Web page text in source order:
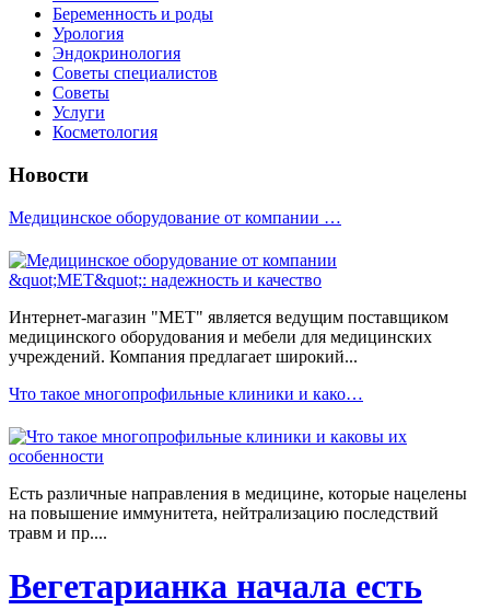
Беременность и роды
Урология
Эндокринология
Советы специалистов
Советы
Услуги
Косметология
Новости
Медицинское оборудование от компании …
Интернет-магазин "МЕТ" является ведущим поставщиком
медицинского оборудования и мебели для медицинских
учреждений. Компания предлагает широкий...
Что такое многопрофильные клиники и како…
Есть различные направления в медицине, которые нацелены
на повышение иммунитета, нейтрализацию последствий
травм и пр....
Вегетарианка начала есть